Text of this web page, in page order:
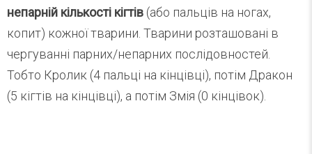
непарній кількості кігтів (або пальців на ногах,
копит) кожної тварини. Тварини розташовані в
чергуванні парних/непарних послідовностей.
Тобто Кролик (4 пальці на кінцівці), потім Дракон
(5 кігтів на кінцівці), а потім Змія (0 кінцівок).